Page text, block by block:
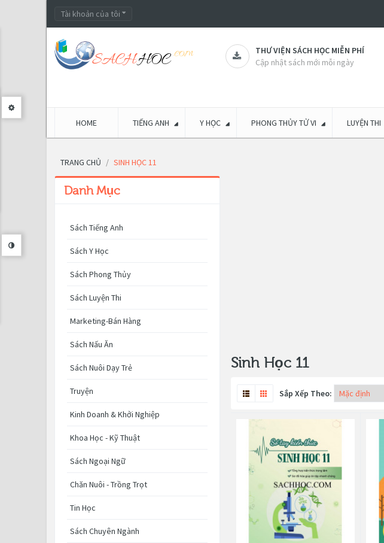
Tài khoản của tôi
THƯ VIỆN SÁCH HỌC MIỄN PHÍ
Cập nhật sách mới mỗi ngày
HOME TIẾNG ANH Y HỌC PHONG THỦY TỬ VI LUYỆN THI
TRANG CHỦ SINH HỌC 11
Danh Mục
Sách Tiếng Anh
Sách Y Học
Sách Phong Thủy
Sách Luyện Thi
Marketing-Bán Hàng
Sách Nấu Ăn
Sách Nuôi Dạy Trẻ
Truyện
Kinh Doanh & Khởi Nghiệp
Khoa Học - Kỹ Thuật
Sách Ngoại Ngữ
Chăn Nuôi - Trồng Trọt
Tin Học
Sách Chuyên Ngành
Sinh Học 11
Sắp Xếp Theo: